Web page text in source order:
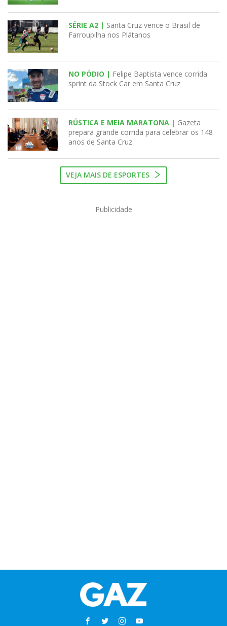
SÉRIE A2 | Santa Cruz vence o Brasil de
Farroupilha nos Plátanos
NO PÓDIO | Felipe Baptista vence corrida
sprint da Stock Car em Santa Cruz
RÚSTICA E MEIA MARATONA | Gazeta
prepara grande corrida para celebrar os 148
anos de Santa Cruz
VEJA MAIS DE ESPORTES
Publicidade